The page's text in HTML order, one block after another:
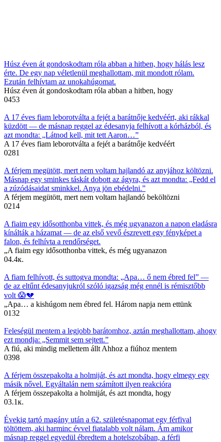
Húsz éven át gondoskodtam róla abban a hitben, hogy hálás lesz
érte. De egy nap véletlenül meghallottam, mit mondott rólam.
Ezután felhívtam az unokahúgomat.
Húsz éven át gondoskodtam róla abban a hitben, hogy
0453
A 17 éves fiam leborotválta a fejét a barátnője kedvéért, aki rákkal
küzdött — de másnap reggel az édesanyja felhívott a kórházból, és
azt mondta: „Látnod kell, mit tett Aaron…”
A 17 éves fiam leborotválta a fejét a barátnője kedvéért
0281
A férjem megütött, mert nem voltam hajlandó az anyjához költözni.
Másnap egy sminkes táskát dobott az ágyra, és azt mondta: „Fedd el
a zúzódásaidat sminkkel. Anya jön ebédelni.”
A férjem megütött, mert nem voltam hajlandó beköltözni
0214
A fiaim egy idősotthonba vittek, és még ugyanazon a napon eladásra
kínálták a házamat — de az első vevő észrevett egy fényképet a
falon, és felhívta a rendőrséget.
„A fiaim egy idősotthonba vittek, és még ugyanazon
04.4к.
A fiam felhívott, és suttogva mondta: „Apa… ő nem ébred fel” —
de az eltűnt édesanyjukról szóló igazság még ennél is rémisztőbb
volt 😱💔
„Apa… a kishúgom nem ébred fel. Három napja nem ettünk
0132
Feleségül mentem a legjobb barátomhoz, aztán meghallottam, ahogy
ezt mondja: „Semmit sem sejtett.”
A fiú, aki mindig mellettem állt Ahhoz a fiúhoz mentem
0398
A férjem összepakolta a holmiját, és azt mondta, hogy elmegy egy
másik nővel. Egyáltalán nem számított ilyen reakcióra
A férjem összepakolta a holmiját, és azt mondta, hogy
03.1к.
Évekig tartó magány után a 62. születésnapomat egy férfival
töltöttem, aki harminc évvel fiatalabb volt nálam. Ám amikor
másnap reggel egyedül ébredtem a hotelszobában, a férfi